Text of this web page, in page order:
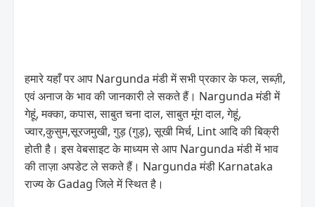
हमारे यहाँ पर आप Nargunda मंडी में सभी प्रकार के फल, सब्ज़ी,
एवं अनाज के भाव की जानकारी ले सकते हैं। Nargunda मंडी में
गेहूं, मक्का, कपास, साबुत चना दाल, साबुत मूंग दाल, गेहूं,
ज्वार,कुसुम,सूरजमुखी, गुड़ (गुड़), सूखी मिर्च, Lint आदि की बिक्री
होती है। इस वेबसाइट के माध्यम से आप Nargunda मंडी में भाव
की ताज़ा अपडेट ले सकते हैं। Nargunda मंडी Karnataka
राज्य के Gadag जिले में स्थित है।